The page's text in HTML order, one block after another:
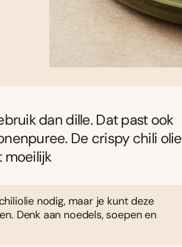
dan dille. Dat past ook
De crispy chili olie
moeilijk
nodig, maar je kunt deze
Denk aan noedels, soepen en